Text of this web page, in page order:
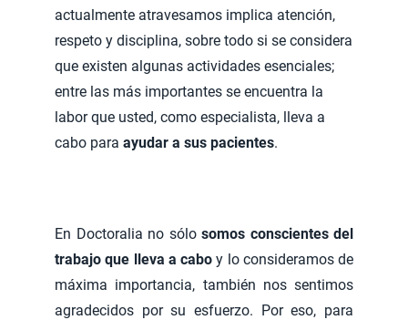
actualmente atravesamos implica atención,
respeto y disciplina, sobre todo si se considera
que existen algunas actividades esenciales;
entre las más importantes se encuentra la
labor que usted, como especialista, lleva a
cabo para ayudar a sus pacientes.
En Doctoralia no sólo somos conscientes del
trabajo que lleva a cabo y lo consideramos de
máxima importancia, también nos sentimos
agradecidos por su esfuerzo. Por eso, para